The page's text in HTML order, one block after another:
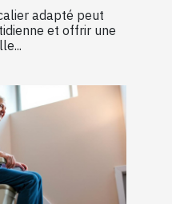
adapté peut
et offrir une